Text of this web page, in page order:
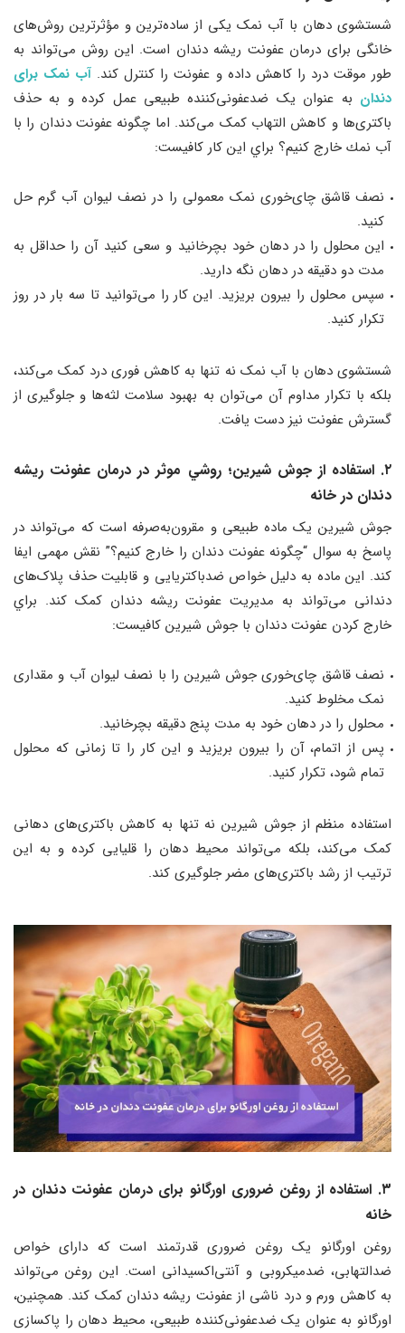
شستشوی دهان با آب نمک یکی از ساده‌ترین و مؤثرترین روش‌های
خانگی برای درمان عفونت ریشه دندان است. این روش می‌تواند به
طور موقت درد را کاهش داده و عفونت را کنترل کند. آب نمک برای
دندان به عنوان یک ضدعفونی‌کننده طبیعی عمل کرده و به حذف
باکتری‌ها و کاهش التهاب کمک می‌کند. اما چگونه عفونت دندان را با
آب نمك خارج كنيم؟ براي اين كار كافيست:
نصف قاشق چای‌خوری نمک معمولی را در نصف لیوان آب گرم حل
کنید.
این محلول را در دهان خود بچرخانید و سعی کنید آن را حداقل به
مدت دو دقیقه در دهان نگه دارید.
سپس محلول را بیرون بریزید. این کار را می‌توانید تا سه بار در روز
تکرار کنید.
شستشوی دهان با آب نمک نه تنها به کاهش فوری درد کمک می‌کند،
بلکه با تکرار مداوم آن می‌توان به بهبود سلامت لثه‌ها و جلوگیری از
گسترش عفونت نیز دست یافت.
۲. استفاده از جوش شیرین؛ روشي موثر در درمان عفونت ریشه
دندان در خانه
جوش شیرین یک ماده طبیعی و مقرون‌به‌صرفه است که می‌تواند در
پاسخ به سوال “چگونه عفونت دندان را خارج کنیم؟” نقش مهمی ایفا
کند. این ماده به دلیل خواص ضدباکتریایی و قابلیت حذف پلاک‌های
دندانی می‌تواند به مدیریت عفونت ریشه دندان کمک کند. براي
خارج كردن عفونت دندان با جوش شيرين كافيست:
نصف قاشق چای‌خوری جوش شیرین را با نصف لیوان آب و مقداری
نمک مخلوط کنید.
محلول را در دهان خود به مدت پنج دقیقه بچرخانید.
پس از اتمام، آن را بیرون بریزید و این کار را تا زمانی که محلول
تمام شود، تکرار کنید.
استفاده منظم از جوش شیرین نه تنها به کاهش باکتری‌های دهانی
کمک می‌کند، بلکه می‌تواند محیط دهان را قلیایی کرده و به این
ترتیب از رشد باکتری‌های مضر جلوگیری کند.
۳. استفاده از روغن ضروری اورگانو برای درمان عفونت دندان در
خانه
روغن اورگانو یک روغن ضروری قدرتمند است که دارای خواص
ضدالتهابی، ضدمیکروبی و آنتی‌اکسیدانی است. این روغن می‌تواند
به کاهش ورم و درد ناشی از عفونت ریشه دندان کمک کند. همچنین،
اورگانو به عنوان یک ضدعفونی‌کننده طبیعی، محیط دهان را پاکسازی